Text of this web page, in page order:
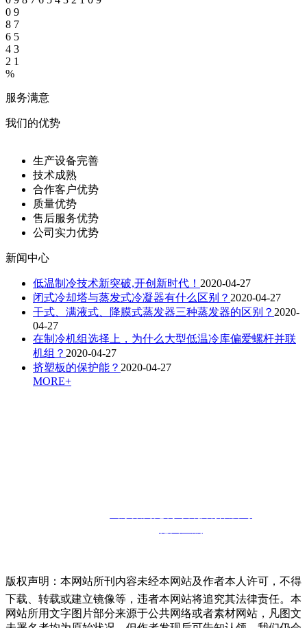
0 9
8 7
6 5
4 3
2 1
%
服务满意
我们的优势
生产设备完善
技术成熟
合作客户优势
质量优势
售后服务优势
公司实力优势
新闻中心
低温制冷技术新突破,开创新时代！ 2020-04-27
闭式冷却塔与蒸发式冷凝器有什么区别？ 2020-04-27
干式、满液式、降膜式蒸发器三种蒸发器的区别？ 2020-
04-27
在制冷机组选择上，为什么大型低温冷库偏爱螺杆并联
机组？ 2020-04-27
挤塑板的保护能？ 2020-04-27
MORE+
版权声明：本网站所刊内容未经本网站及作者本人许可，不得
下载、转载或建立镜像等，违者本网站将追究其法律责任。本
网站所用文字图片部分来源于公共网络或者素材网站，凡图文